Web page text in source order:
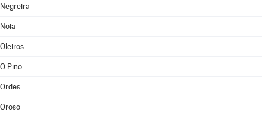
Negreira
Noia
Oleiros
O Pino
Ordes
Oroso